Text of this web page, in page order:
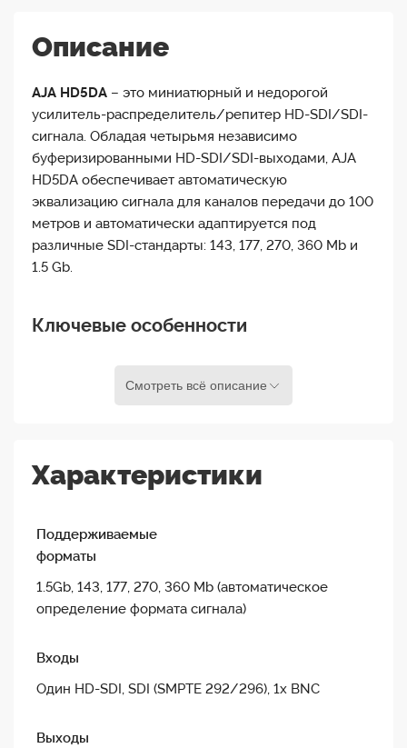
Описание
AJA HD5DA – это миниатюрный и недорогой
усилитель-распределитель/репитер HD-SDI/SDI-
сигнала. Обладая четырьмя независимо
буферизированными HD-SDI/SDI-выходами, AJA
HD5DA обеспечивает автоматическую
эквализацию сигнала для каналов передачи до 100
метров и автоматически адаптируется под
различные SDI-стандарты: 143, 177, 270, 360 Mb и
1.5 Gb.
Ключевые особенности
Возможность использования в качестве
Автоматическое определение формата сигнала
Смотреть всё описание
Характеристики
Поддерживаемые
форматы
1.5Gb, 143, 177, 270, 360 Mb (автоматическое
определение формата сигнала)
Входы
Один HD-SDI, SDI (SMPTE 292/296), 1x BNC
Выходы